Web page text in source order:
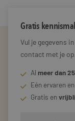
Gratis
Vul je gegevens
contact met je
Al meer dan
Eén ervaren
Gratis en